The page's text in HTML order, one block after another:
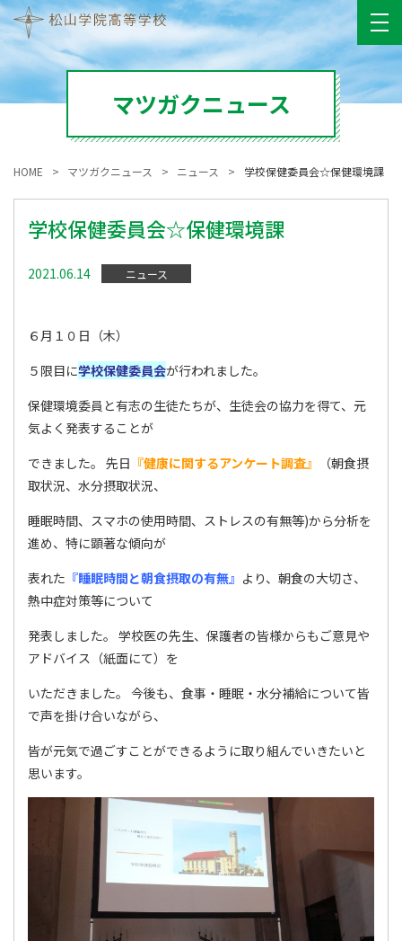
マツガクニュース
HOME マツガクニュース ニュース 学校保健委員会☆保健環境課
学校保健委員会☆保健環境課
2021.06.14 ニュース
６月１０日（木）
５限目に学校保健委員会が行われました。
保健環境委員と有志の生徒たちが、生徒会の協力を得て、元
気よく発表することが
できました。 先日 『健康に関するアンケート調査』
（朝食摂
取状況、水分摂取状況、
睡眠時間、スマホの使用時間、ストレスの有無等)から分析を
進め、特に顕著な傾向が
表れた 『睡眠時間と朝食摂取の有無』 より、朝食の大切さ、
熱中症対策等について
発表しました。 学校医の先生、保護者の皆様からもご意見や
アドバイス（紙面にて）を
いただきました。 今後も、食事・睡眠・水分補給について皆
で声を掛け合いながら、
皆が元気で過ごすことができるように取り組んでいきたいと
思います。